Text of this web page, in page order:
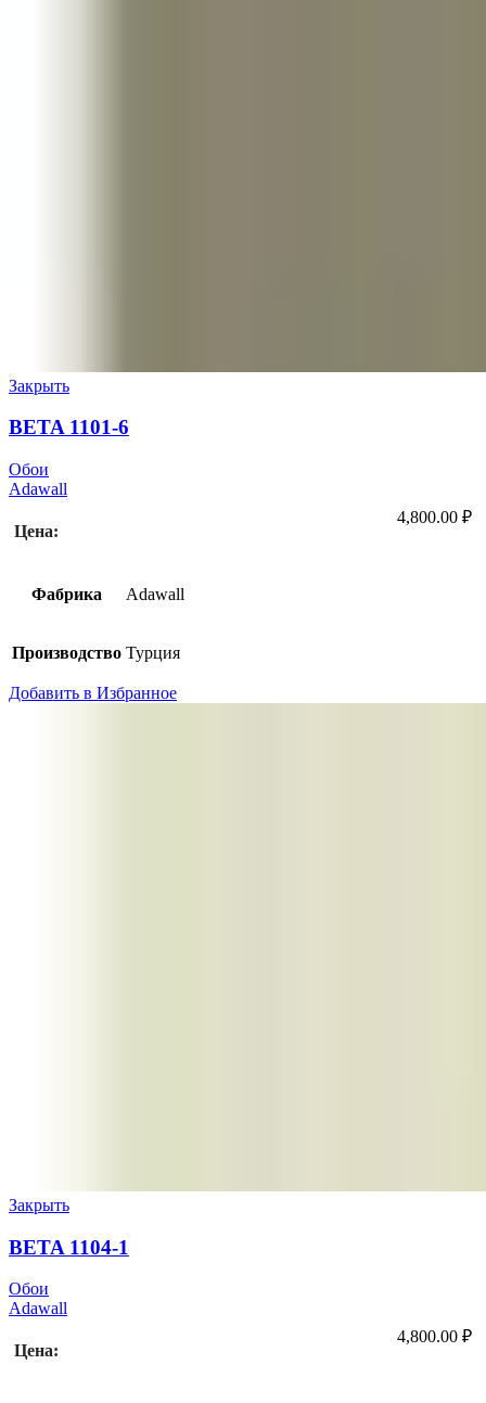
Закрыть
BETA 1101-6
Обои
Adawall
Цена:
4,800.00 ₽
Фабрика Adawall
Производство Турция
Добавить в Избранное
Закрыть
BETA 1104-1
Обои
Adawall
Цена:
4,800.00 ₽